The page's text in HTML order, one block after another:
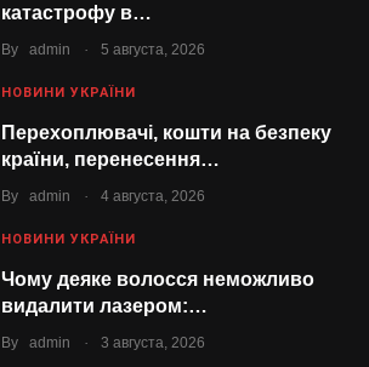
катастрофу в…
By admin . 5 августа, 2026
НОВИНИ УКРАЇНИ
Перехоплювачі, кошти на безпеку
країни, перенесення…
By admin . 4 августа, 2026
НОВИНИ УКРАЇНИ
Чому деяке волосся неможливо
видалити лазером:…
By admin . 3 августа, 2026